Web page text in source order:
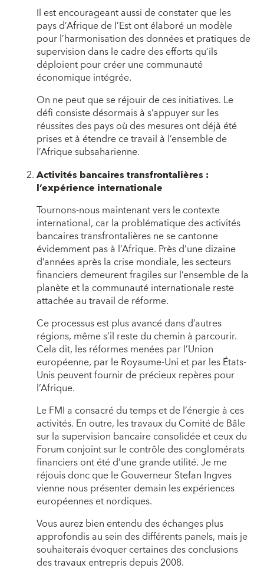
Il est encourageant aussi de constater que les
pays d’Afrique de l’Est ont élaboré un modèle
pour l’harmonisation des données et pratiques de
supervision dans le cadre des efforts qu’ils
déploient pour créer une communauté
économique intégrée.
On ne peut que se réjouir de ces initiatives. Le
défi consiste désormais à s’appuyer sur les
réussites des pays où des mesures ont déjà été
prises et à étendre ce travail à l’ensemble de
l’Afrique subsaharienne.
Activités bancaires transfrontalières :
l’expérience internationale
Tournons-nous maintenant vers le contexte
international, car la problématique des activités
bancaires transfrontalières ne se cantonne
évidemment pas à l’Afrique. Près d’une dizaine
d’années après la crise mondiale, les secteurs
financiers demeurent fragiles sur l’ensemble de la
planète et la communauté internationale reste
attachée au travail de réforme.
Ce processus est plus avancé dans d’autres
régions, même s’il reste du chemin à parcourir.
Cela dit, les réformes menées par l’Union
européenne, par le Royaume-Uni et par les États-
Unis peuvent fournir de précieux repères pour
l’Afrique.
Le FMI a consacré du temps et de l’énergie à ces
activités. En outre, les travaux du Comité de Bâle
sur la supervision bancaire consolidée et ceux du
Forum conjoint sur le contrôle des conglomérats
financiers ont été d’une grande utilité. Je me
réjouis donc que le Gouverneur Stefan Ingves
vienne nous présenter demain les expériences
européennes et nordiques.
Vous aurez bien entendu des échanges plus
approfondis au sein des différents panels, mais je
souhaiterais évoquer certaines des conclusions
des travaux entrepris depuis 2008.